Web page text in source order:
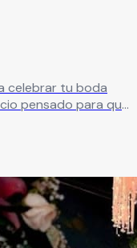
celebrar tu boda
pensado para que
al detalle y un
un